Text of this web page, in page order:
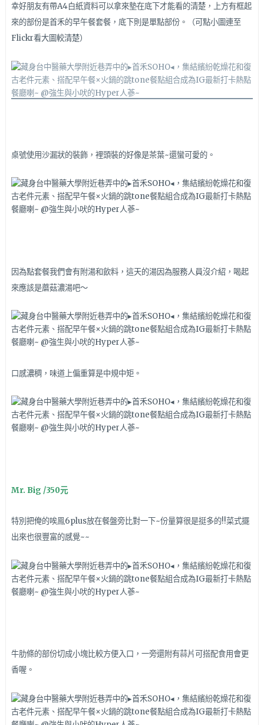
幸好朋友有帶A4白紙資料可以拿來墊在底下才能看的清楚，上方有框起
來的部份是首禾的早午餐套餐，底下則是單點部份。（可點小圖連至
Flickr看大圖較清楚）
桌號使用沙漏狀的裝飾，裡頭裝的好像是茶葉~還蠻可愛的。
因為點套餐我們會有附湯和飲料，這天的湯因為服務人員沒介紹，喝起
來應該是蘑菇濃湯吧～
口感濃稠，味道上偏重算是中規中矩。
Mr. Big /350元
特別把俺的唉鳯6plus放在餐盤旁比對一下~份量算很是挺多的!!菜式擺
出來也很豐富的感覺~~
牛肋條的部份切成小塊比較方便入口，一旁還附有蒜片可搭配食用會更
香喔。